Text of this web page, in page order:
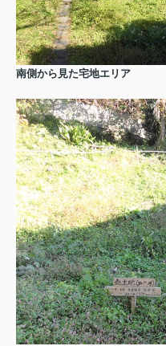
南側から見た宅地エリア